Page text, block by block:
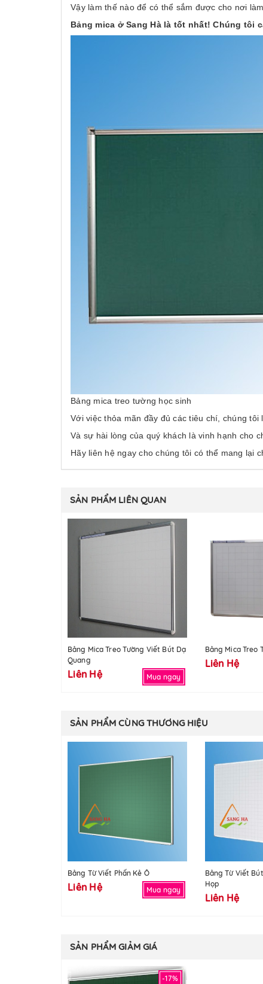
Vậy làm thế nào để có thể sắm được cho nơi
Bảng mica ở Sang Hà là tốt nhất! Chúng tôi
Bảng mica treo tường học sinh
Với việc thỏa mãn đầy đủ các tiêu chí, chúng tôi
Và sự hài lòng của quý khách là vinh hạnh cho
Hãy liên hệ ngay cho chúng tôi có thể mang lại
SẢN PHẨM LIÊN QUAN
Bảng Mica Treo Tường Viết Bút Dạ
Quang
Liên Hệ Mua ngay
Bảng Mica Treo
Liên Hệ
SẢN PHẨM CÙNG THƯƠNG HIỆU
Bảng Từ Viết Phấn Kẻ Ô
Liên Hệ Mua ngay
Bảng Từ Viết
Họp
Liên Hệ
SẢN PHẨM GIẢM GIÁ
-17%